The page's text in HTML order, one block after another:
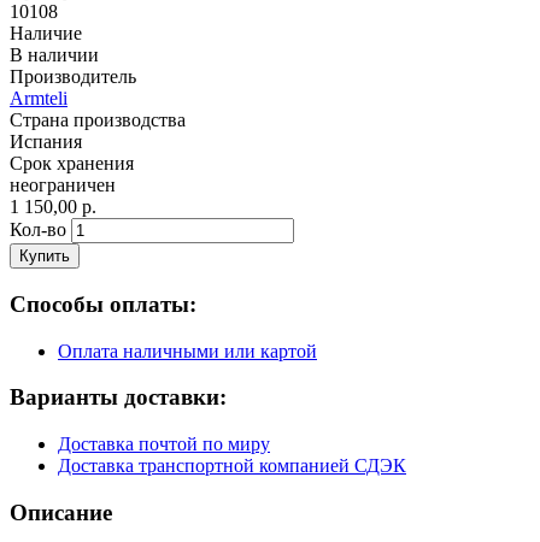
10108
Наличие
В наличии
Производитель
Armteli
Страна производства
Испания
Срок хранения
неограничен
1 150,00 р.
Кол-во
Купить
Способы оплаты:
Оплата наличными или картой
Варианты доставки:
Доставка почтой по миру
Доставка транспортной компанией СДЭК
Описание